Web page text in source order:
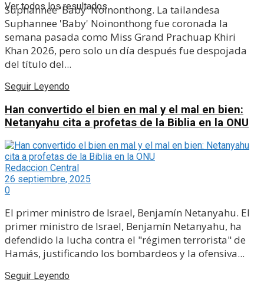
Ver todos los resultados
Suphannee 'Baby' Noinonthong. La tailandesa
Suphannee 'Baby' Noinonthong fue coronada la
semana pasada como Miss Grand Prachuap Khiri
Khan 2026, pero solo un día después fue despojada
del título del...
Seguir Leyendo
Han convertido el bien en mal y el mal en bien:
Netanyahu cita a profetas de la Biblia en la ONU
Redaccion Central
26 septiembre, 2025
0
El primer ministro de Israel, Benjamín Netanyahu. El
primer ministro de Israel, Benjamín Netanyahu, ha
defendido la lucha contra el "régimen terrorista" de
Hamás, justificando los bombardeos y la ofensiva...
Seguir Leyendo